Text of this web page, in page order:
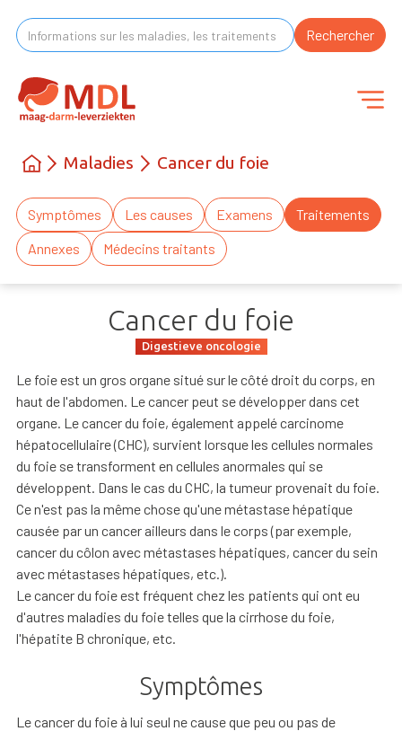
Maladies Cancer du foie
Symptômes Les causes Examens
Traitements
Annexes
Médecins traitants
Cancer du foie
Digestieve oncologie
Le foie est un gros organe situé sur le côté droit du corps, en
haut de l'abdomen. Le cancer peut se développer dans cet
organe. Le cancer du foie, également appelé carcinome
hépatocellulaire (CHC), survient lorsque les cellules normales
du foie se transforment en cellules anormales qui se
développent. Dans le cas du CHC, la tumeur provenait du foie.
Ce n'est pas la même chose qu'une métastase hépatique
causée par un cancer ailleurs dans le corps (par exemple,
cancer du côlon avec métastases hépatiques, cancer du sein
avec métastases hépatiques, etc.).
Le cancer du foie est fréquent chez les patients qui ont eu
d'autres maladies du foie telles que la cirrhose du foie,
l'hépatite B chronique, etc.
Symptômes
Le cancer du foie à lui seul ne cause que peu ou pas de